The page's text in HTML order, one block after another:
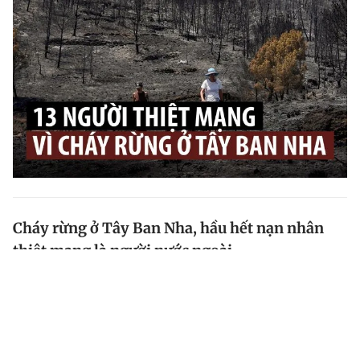
Cháy rừng ở Tây Ban Nha, hầu hết nạn nhân
thiệt mạng là người nước ngoài